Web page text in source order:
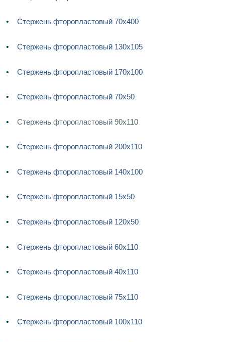
Стержень фторопластовый 70х400
Стержень фторопластовый 130х105
Стержень фторопластовый 170х100
Стержень фторопластовый 70х50
Стержень фторопластовый 90х110
Стержень фторопластовый 200х110
Стержень фторопластовый 140х100
Стержень фторопластовый 15х50
Стержень фторопластовый 120х50
Стержень фторопластовый 60х110
Стержень фторопластовый 40х110
Стержень фторопластовый 75х110
Стержень фторопластовый 100х110